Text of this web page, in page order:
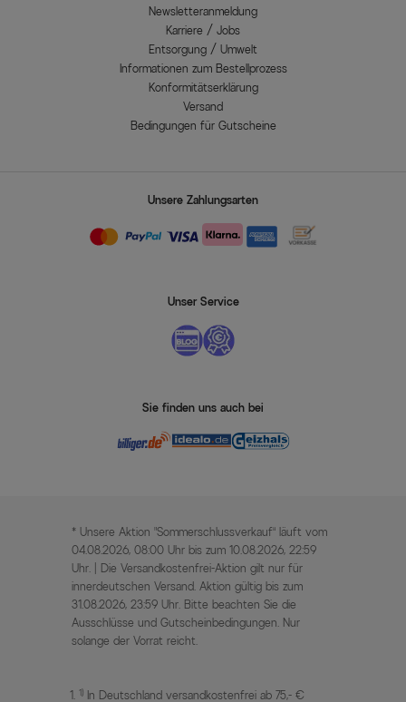
Newsletteranmeldung
Karriere / Jobs
Entsorgung / Umwelt
Informationen zum Bestellprozess
Konformitätserklärung
Versand
Bedingungen für Gutscheine
Unsere Zahlungsarten
Unser Service
Sie finden uns auch bei
* Unsere Aktion „Sommerschlussverkauf“ läuft vom
04.08.2026, 08:00 Uhr bis zum 10.08.2026, 22:59
Uhr. | Die Versandkostenfrei-Aktion gilt nur für
innerdeutschen Versand. Aktion gültig bis zum
31.08.2026, 23:59 Uhr. Bitte beachten Sie die
Ausschlüsse und Gutscheinbedingungen. Nur
solange der Vorrat reicht.
1) In Deutschland versandkostenfrei ab 75,- €